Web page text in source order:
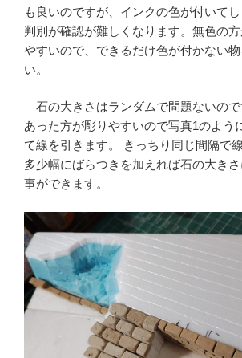
も良いのですが、インクの色が付いて
判別が確認が難しくなります。無色の
やすいので、できるだけ色が付かない
い。
石の大きさはランダムで問題ないの
あった方が彫りやすいので写真1のよう
て線を引きます。 きっちり同じ間隔で
多少幅にばらつきを加えれば石の大き
事ができます。